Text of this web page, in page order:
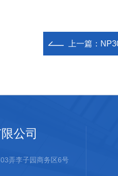
上一篇：
公司
弄李子园商务区6号